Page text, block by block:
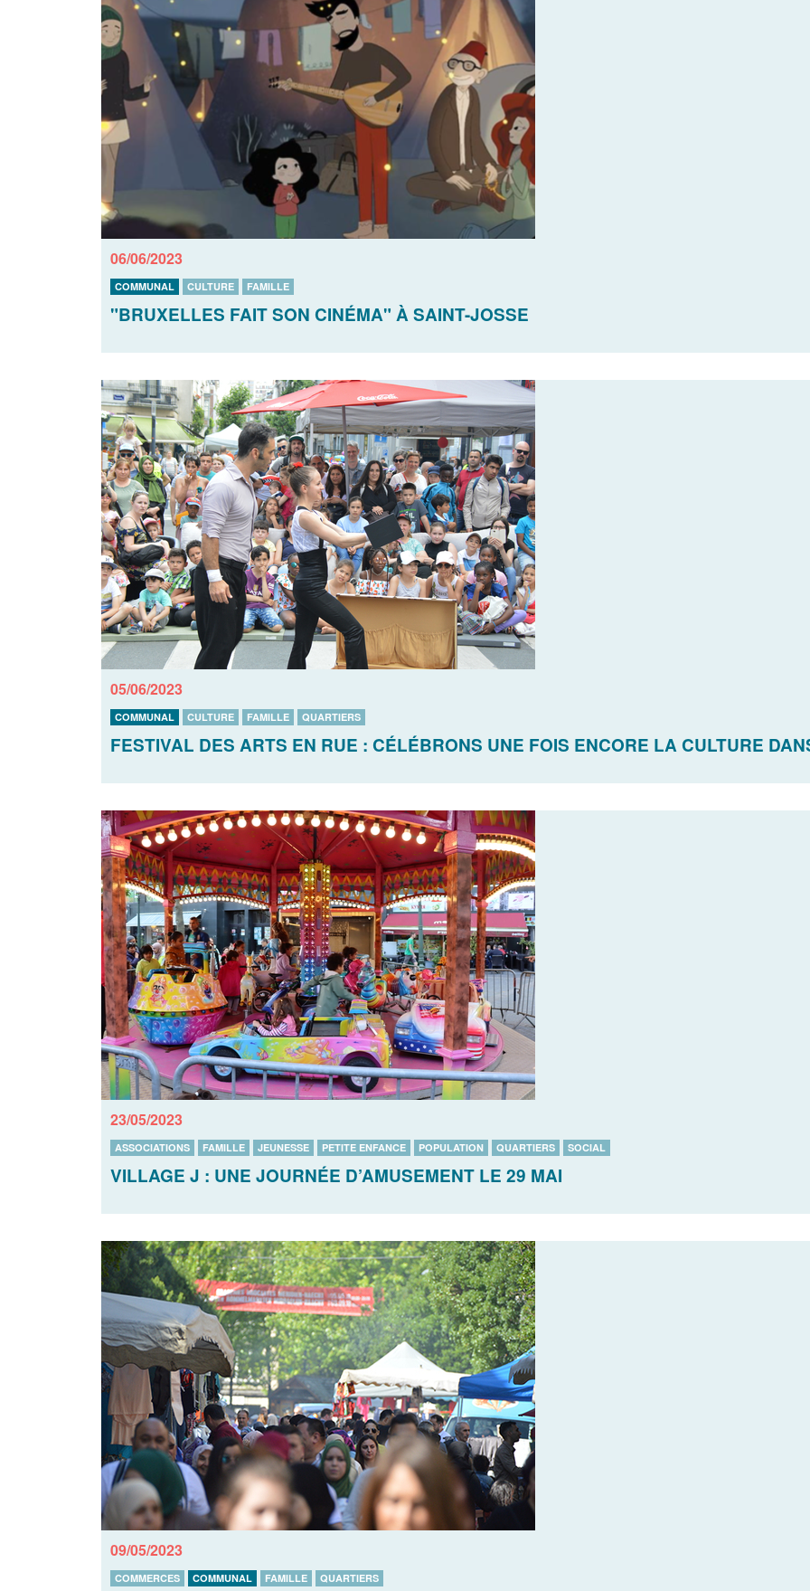
06/06/2023
COMMUNAL CULTURE FAMILLE
"BRUXELLES FAIT SON CINÉMA" À SAINT-JOSSE
05/06/2023
COMMUNAL CULTURE FAMILLE QUARTIERS
FESTIVAL DES ARTS EN RUE : CÉLÉBRONS UNE FOIS ENCORE LA CULTURE
23/05/2023
ASSOCIATIONS FAMILLE JEUNESSE PETITE ENFANCE POPULATION QUARTIERS SOCIAL
VILLAGE J : UNE JOURNÉE D’AMUSEMENT LE 29 MAI
09/05/2023
COMMERCES COMMUNAL FAMILLE QUARTIERS